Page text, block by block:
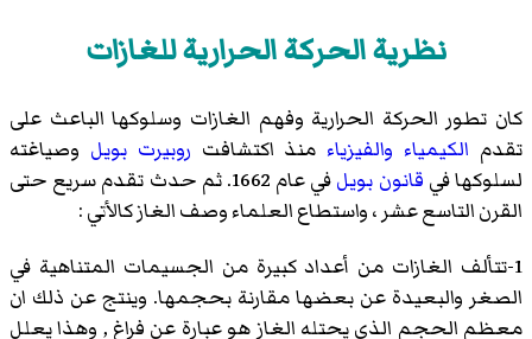
نظرية الحركة الحرارية للغازات
كان تطور الحركة الحرارية وفهم الغازات وسلوكها الباعث على
تقدم الكيمياء والفيزياء منذ اكتشافت روبيرت بويل وصياغته
لسلوكها في قانون بويل
في عام 1662. ثم حدث تقدم سريع حتى
القرن التاسع عشر ، واستطاع العلماء وصف الغاز كالأتي :
1-تتألف الغازات من أعداد كبيرة من الجسيمات المتناهية في
الصغر والبعيدة عن بعضها مقارنة بحجمها. وينتج عن ذلك ان
معظم الحجم الذي يحتله الغاز هو عبارة عن فراغ , وهذا يعلل